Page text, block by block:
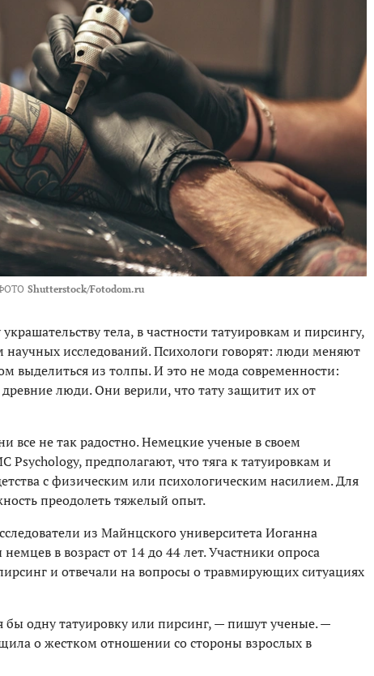
Shutterstock/Fotodom.ru
тела, в частности татуировкам и пирсингу,
научных исследований. Психологи говорят: люди меняют
выделиться из толпы. И это не мода современности:
люди. Они верили, что тату защитит их от
все не так радостно. Немецкие ученые в своем
Psychology, предполагают, что тяга к татуировкам и
с физическим или психологическим насилием. Для
преодолеть тяжелый опыт.
из Майнцского университета Иоганна
в возраст от 14 до 44 лет. Участники опроса
и отвечали на вопросы о травмирующих ситуациях
одну татуировку или пирсинг, — пишут ученые. —
о жестком отношении со стороны взрослых в